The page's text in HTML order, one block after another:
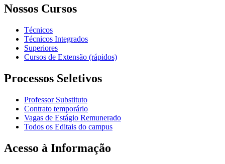
Nossos Cursos
Técnicos
Técnicos Integrados
Superiores
Cursos de Extensão (rápidos)
Processos Seletivos
Professor Substituto
Contrato temporário
Vagas de Estágio Remunerado
Todos os Editais do campus
Acesso à Informação